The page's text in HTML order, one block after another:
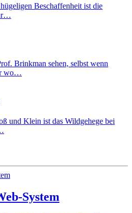
Beschaffenheit ist die
Brinkman sehen, selbst wenn
wo…
und Klein ist das Wildgehege bei
System